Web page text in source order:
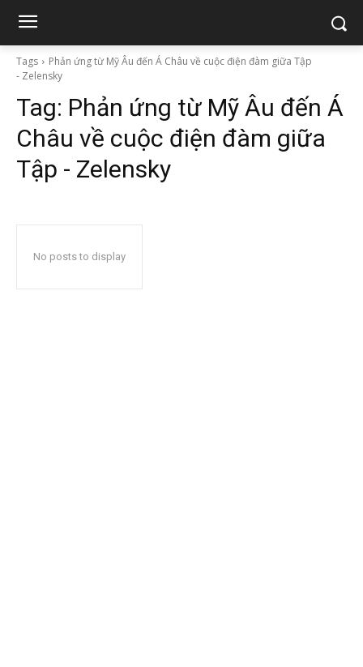
Tags
Phản ứng từ Mỹ Âu đến Á Châu về cuộc điện đàm giữa Tập
- Zelensky
Tag: Phản ứng từ Mỹ Âu đến Á
Châu về cuộc điện đàm giữa
Tập - Zelensky
No posts to display